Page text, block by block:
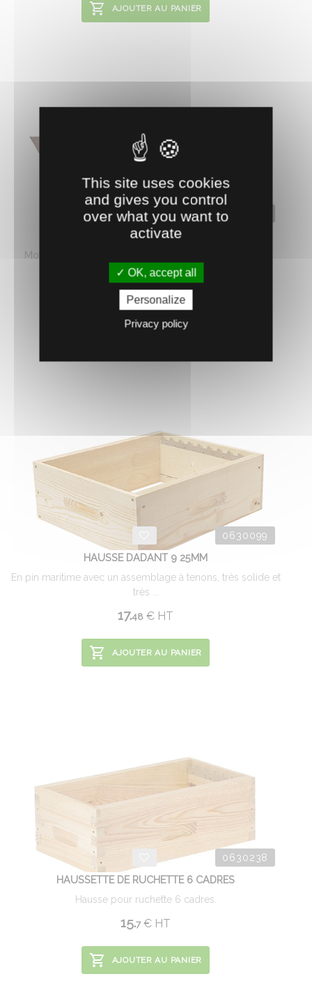
AJOUTER AU PANIER
0630249
COUVRE CADRE TRANSPARENT
Moyen unique pour observer la vie de la colonie sans
déranger les ...
3.71 €HT
AJOUTER AU PANIER
0630099
HAUSSE DADANT 9 25MM
En pin maritime avec un assemblage à tenons, très solide et
très ...
17.48 € HT
AJOUTER AU PANIER
0630238
HAUSSETTE DE RUCHETTE 6 CADRES
Hausse pour ruchette 6 cadres.
15.7 € HT
AJOUTER AU PANIER
This site uses cookies
and gives you control
over what you want to
activate
OK, accept all
Personalize
Privacy policy